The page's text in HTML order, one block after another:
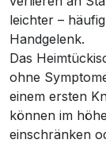
leichter –
Handgelenk.
Das
ohne
einem ersten
können im
einschränken